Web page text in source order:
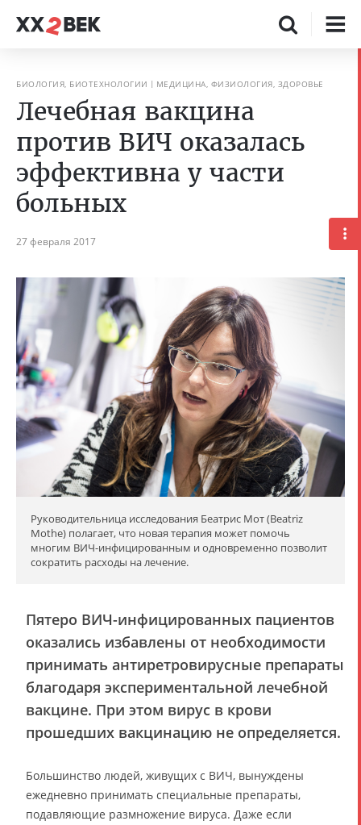
БИОЛОГИЯ, БИОТЕХНОЛОГИИ МЕДИЦИНА, ФИЗИОЛОГИЯ, ЗДОРОВЬЕ
Лечебная вакцина
против ВИЧ оказалась
эффективна у части
больных
27 февраля 2017
Руководительница исследования Беатрис Мот (Beatriz
Mothe) полагает, что новая терапия может помочь
многим ВИЧ-инфицированным и одновременно позволит
сократить расходы на лечение.
Пятеро ВИЧ-инфицированных пациентов
оказались избавлены от необходимости
принимать антиретровирусные препараты
благодаря экспериментальной лечебной
вакцине. При этом вирус в крови
прошедших вакцинацию не определяется.
Большинство людей, живущих с ВИЧ, вынуждены
ежедневно принимать специальные препараты,
подавляющие размножение вируса. Даже если